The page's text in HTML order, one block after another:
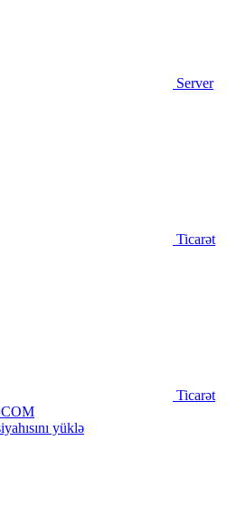
Server
Ticarət
Ticarət
yüklə